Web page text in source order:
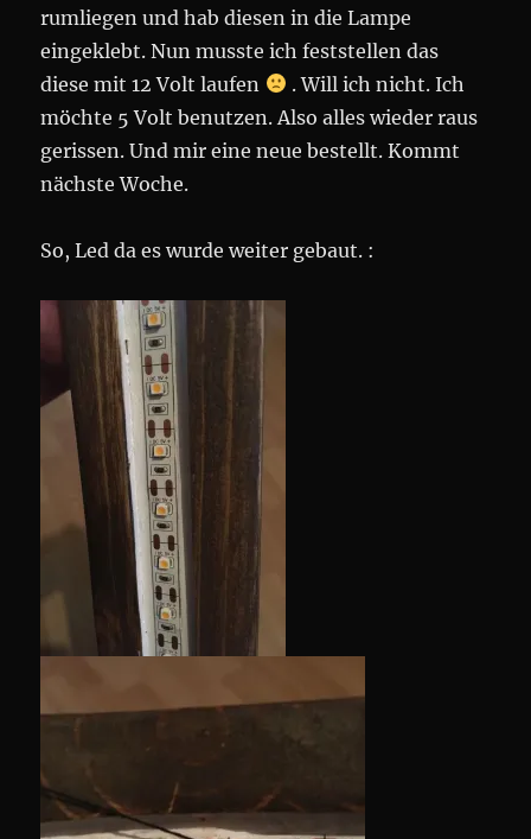
rumliegen und hab diesen in die Lampe
eingeklebt. Nun musste ich feststellen das
diese mit 12 Volt laufen
. Will ich nicht. Ich
möchte 5 Volt benutzen. Also alles wieder raus
gerissen. Und mir eine neue bestellt. Kommt
nächste Woche.
So, Led da es wurde weiter gebaut. :